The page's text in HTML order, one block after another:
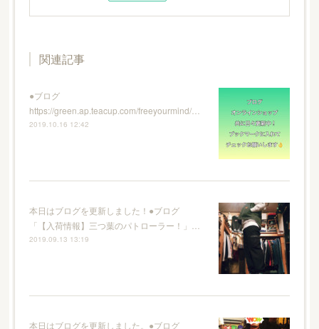
関連記事
●ブログ
https://green.ap.teacup.com/freeyourmind/…
2019.10.16 12:42
本日はブログを更新しました！●ブログ
「【入荷情報】三つ葉のパトローラー！」…
2019.09.13 13:19
本日はブログを更新しました。●ブログ